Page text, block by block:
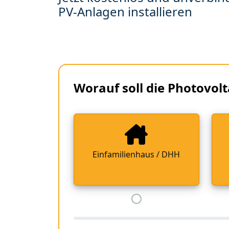
PV-Anlagen installieren
Worauf soll die
Einfamilienhaus / DHH